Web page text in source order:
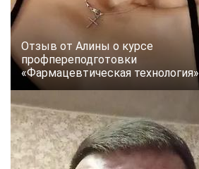
Отзыв от Алины о курсе
профпереподготовки
«Фармацевтическая технология»